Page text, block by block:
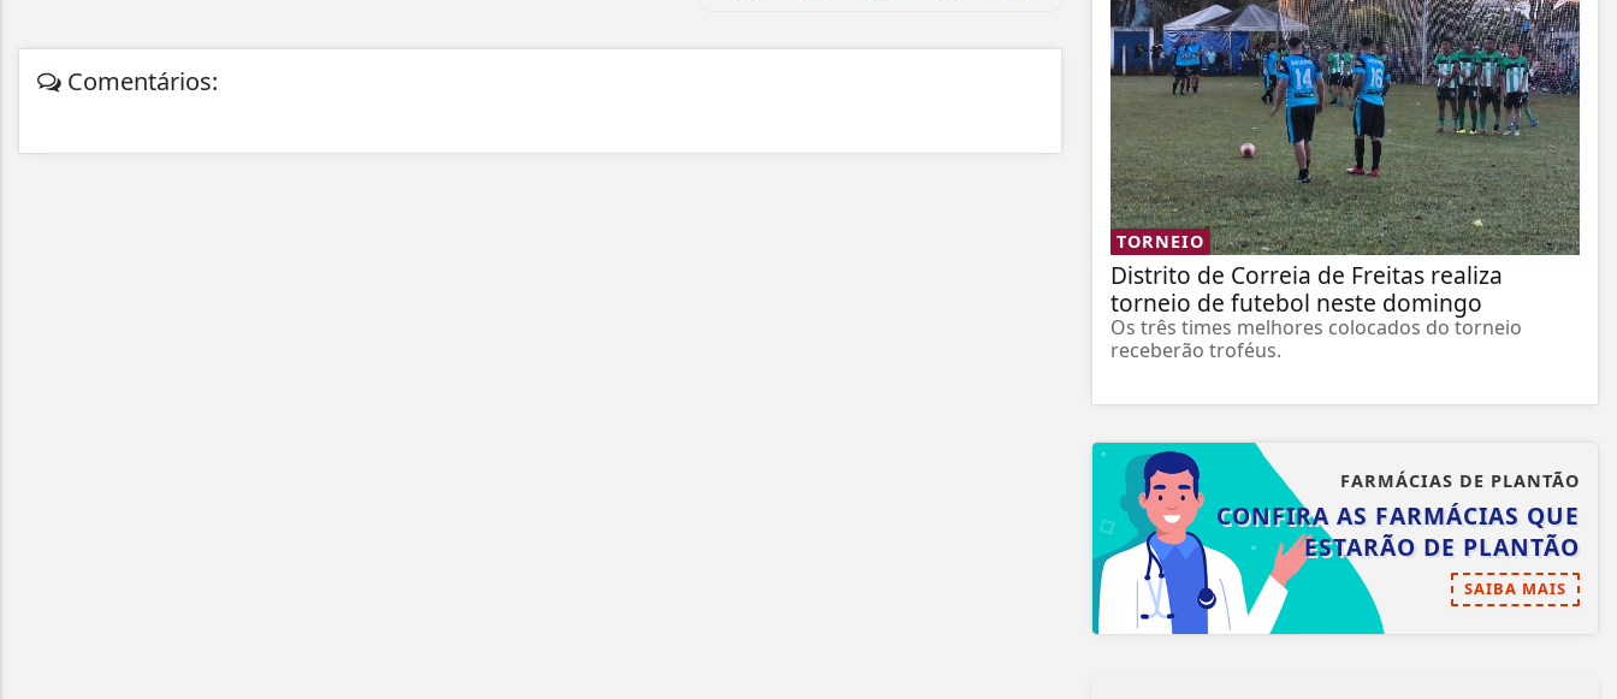
Comentários:
TORNEIO
Distrito de Correia de Freitas realiza
torneio de futebol neste domingo
Os três times melhores colocados do torneio
receberão troféus.
FARMÁCIAS DE PLANTÃO
CONFIRA AS FARMÁCIAS QUE
ESTARÃO DE PLANTÃO
SAIBA MAIS